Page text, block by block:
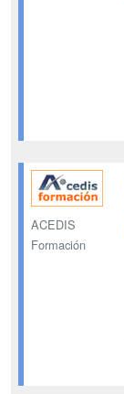
ACEDIS
Formación